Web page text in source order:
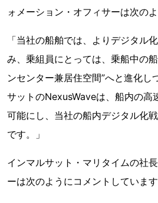
ォメーション・オフィサーは次の
「当社の船舶では、よりデジタル
み、乗組員にとっては、乗船中の
ンセンター兼居住空間”へと進化し
サットのNexusWaveは、船内の高
可能にし、当社の船内デジタル化
です。」
インマルサット・マリタイムの社
ーは次のようにコメントしています